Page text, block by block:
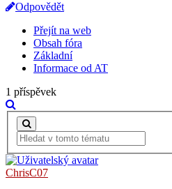
Odpovědět
Přejít na web
Obsah fóra
Základní
Informace od AT
1 příspěvek
ChrisC07